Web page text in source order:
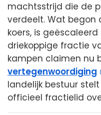
machtsstrijd die de
verdeelt. Wat begon
koers, is
driekoppige fractie
kampen claimen nu
vertegenwoordiging
landelijk bestuur
officieel fractielid